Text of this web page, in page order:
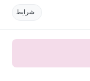
شرایط